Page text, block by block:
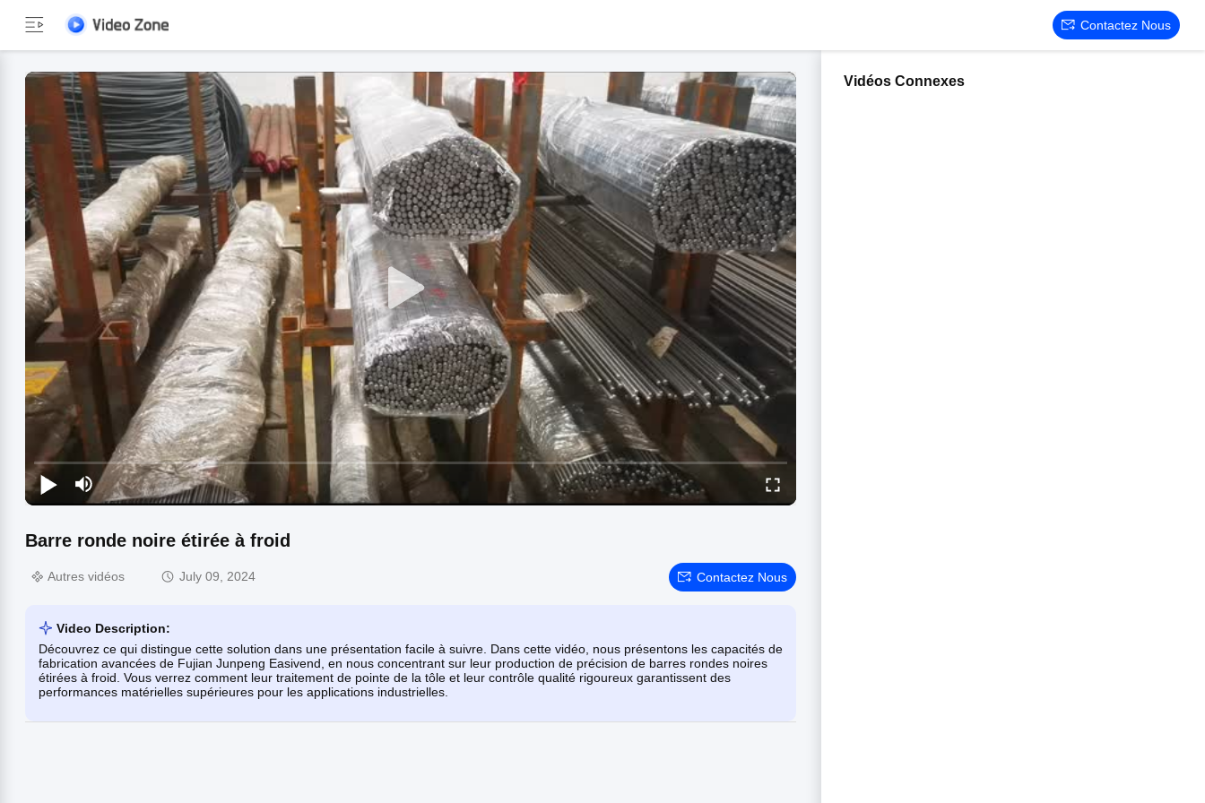
Contactez Nous
Barre ronde noire étirée à froid
Autres vidéos July 09, 2024 Contactez Nous
Video Description:
Découvrez ce qui distingue cette solution dans une présentation facile à suivre. Dans cette vidéo, nous présentons les capacités de
fabrication avancées de Fujian Junpeng Easivend, en nous concentrant sur leur production de précision de barres rondes noires
étirées à froid. Vous verrez comment leur traitement de pointe de la tôle et leur contrôle qualité rigoureux garantissent des
performances matérielles supérieures pour les applications industrielles.
Vidéos Connexes